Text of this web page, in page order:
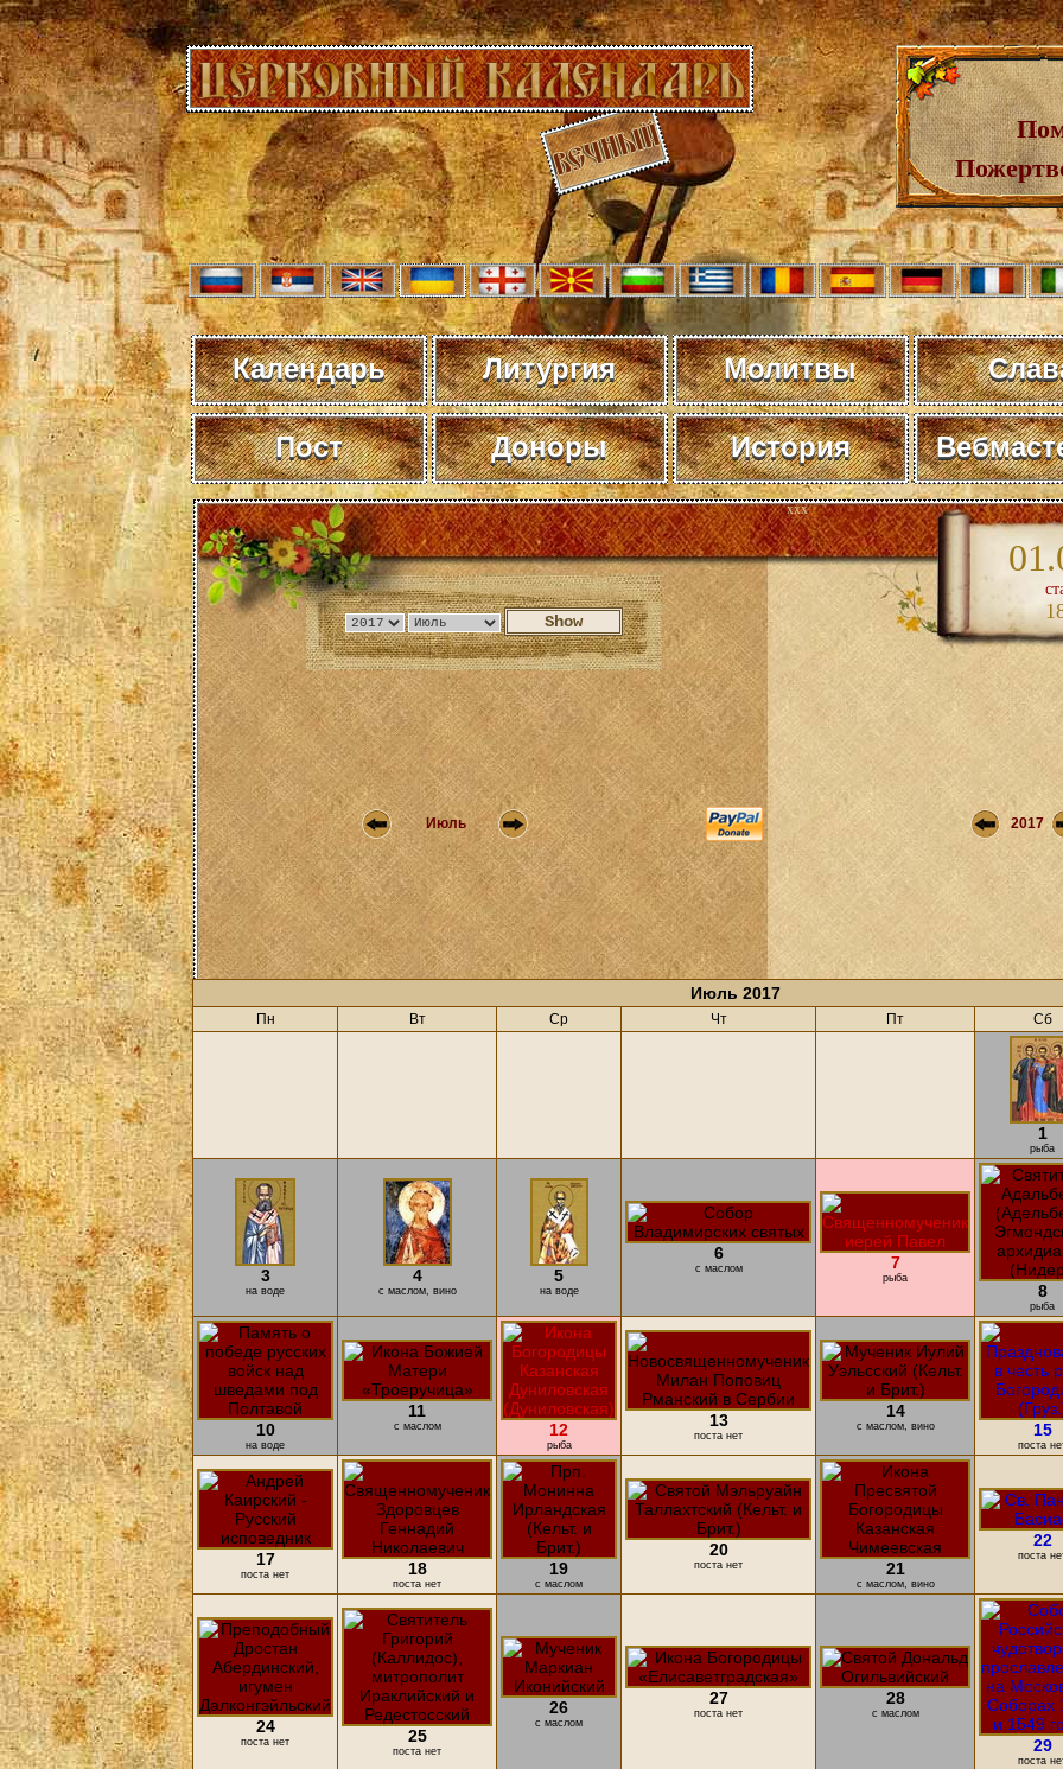
Календарь Литургия Молитвы
Пост Доноры История
xxx
Июль 2017
Июль 2017
Пн Вт Ср Чт Пт Сб
1
рыба
3
на воде
4
с маслом, вино
5
на воде
6
с маслом 7
рыба
8
рыба
10
на воде
11
с маслом 12
рыба
13
поста нет
14
с маслом, вино 15
поста
17
поста нет 18
поста нет
19
с маслом
20
поста нет 21
с маслом, вино
22
поста
24
поста нет 25
поста нет
26
с маслом
27
поста нет
28
с маслом
29
поста